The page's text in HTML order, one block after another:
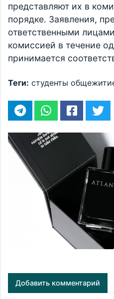
представляют их в
порядке. Заявления,
ответственными
комиссией в течение
принимается
Теги: студенты
Добавить комментарий